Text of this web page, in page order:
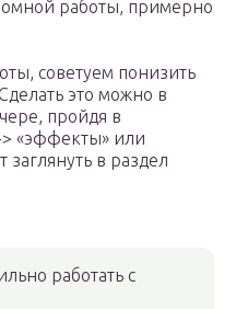
работы, примерно
советуем понизить
это можно в
пройдя в
> «эффекты» или
заглянуть в раздел
работать с